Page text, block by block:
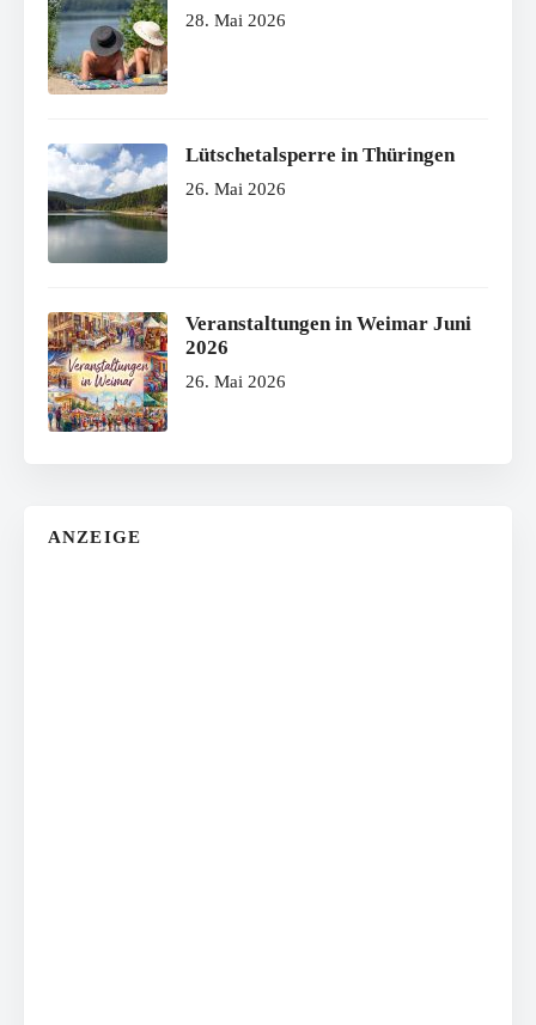
28. Mai 2026
Lütschetalsperre in Thüringen
26. Mai 2026
Veranstaltungen in Weimar Juni
2026
26. Mai 2026
ANZEIGE